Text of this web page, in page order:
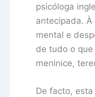
psicóloga
antecipada.
mental e
de tudo o que
meninice,
De facto,